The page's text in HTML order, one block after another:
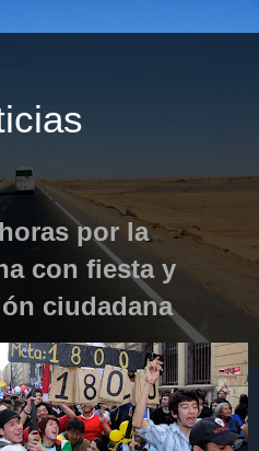
por la
con fiesta y
ciudadana